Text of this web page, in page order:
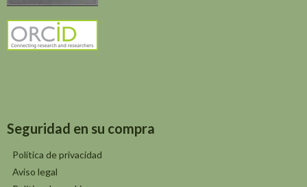
Seguridad en su compra
Política de privacidad
Aviso legal